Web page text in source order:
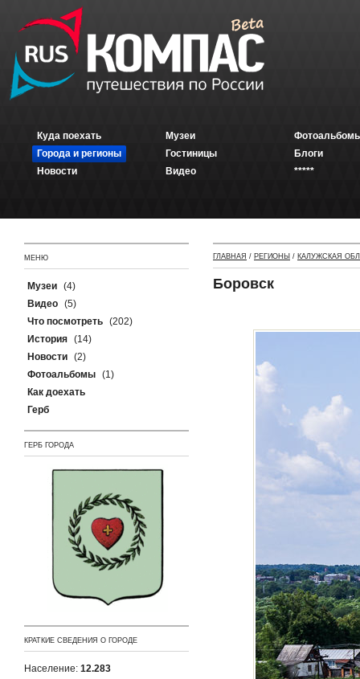
Куда поехать
Города и регионы
Новости
Музеи
Гостиницы
Видео
Блоги
*****
МЕНЮ
Музеи (4)
Видео (5)
Что посмотреть (202)
История (14)
Новости (2)
Фотоальбомы (1)
Как доехать
Герб
ГЕРБ ГОРОДА
КРАТКИЕ СВЕДЕНИЯ О ГОРОДЕ
Население: 12.283
ГЛАВНАЯ / РЕГИОНЫ / КАЛУЖСКАЯ
Боровск